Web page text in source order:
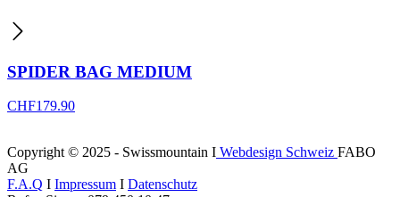
SPIDER BAG MEDIUM
CHF179.90
Copyright © 2025 - Swissmountain I Webdesign Schweiz FABO
AG
F.A.Q I Impressum I Datenschutz